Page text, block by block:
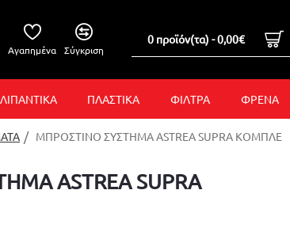
Αγαπημένα Σύγκριση
0 προϊόν(τα) - 0,00€
ΛΙΠΑΝΤΙΚΑ ΠΛΑΣΤΙΚΑ ΦΙΛΤΡΑ ΦΡΕΝΑ
ΜΠΡΟΣΤΙΝΟ ΣΥΣΤΗΜΑ ASTREA SUPRA ΚΟΜΠΛΕ
ASTREA SUPRA